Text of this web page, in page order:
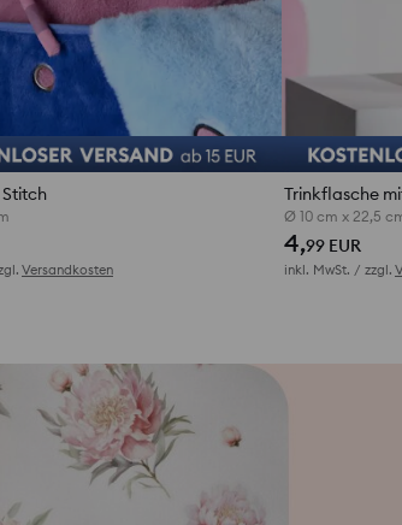
Stitch
Versandkosten
Ø 10 cm x 22,5
4,99 EUR
inkl. MwSt. / zzgl.